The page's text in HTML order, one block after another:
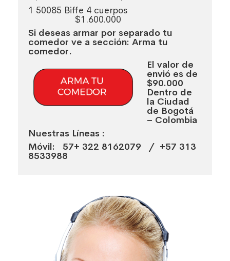
1 50085 Biffe 4 cuerpos
$1.600.000
Si deseas armar por separado tu
comedor ve a sección: Arma tu
comedor.
El valor de
envió es de
$90.000
Dentro de
la Ciudad
de Bogotá
– Colombia
Nuestras Líneas :
Móvil: 57+ 322 8162079 / +57 313
8533988